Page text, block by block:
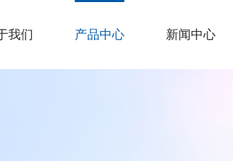
我们 产品中心 新闻中心